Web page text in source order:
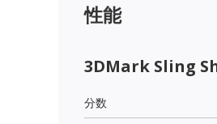
性能
3DMark Sling
分数